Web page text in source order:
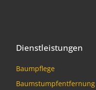
Dienstleistungen
Baumpflege